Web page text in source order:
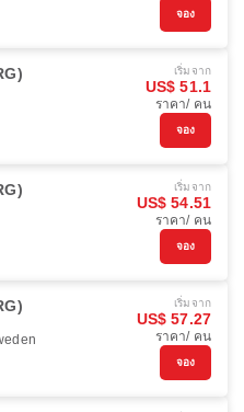
จอง
เริ่มจาก
US$ 51.1
ราคา/ คน
จอง
เริ่มจาก
US$ 54.51
ราคา/ คน
จอง
เริ่มจาก
US$ 57.27
ราคา/ คน
จอง